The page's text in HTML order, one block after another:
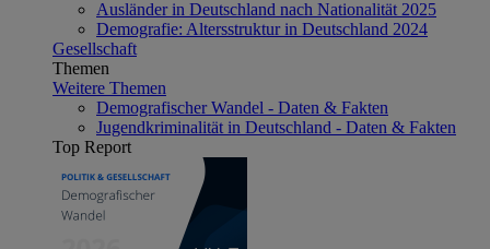
Ausländer in Deutschland nach Nationalität 2025
Demografie: Altersstruktur in Deutschland 2024
Gesellschaft
Themen
Weitere Themen
Demografischer Wandel - Daten & Fakten
Jugendkriminalität in Deutschland - Daten & Fakten
Top Report